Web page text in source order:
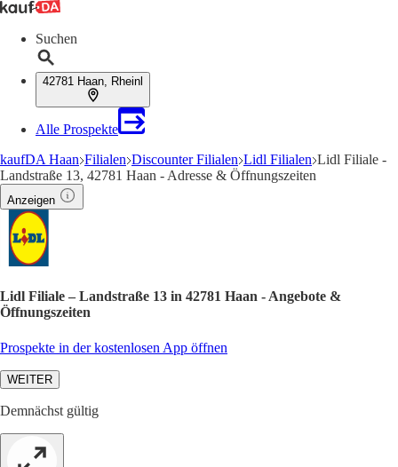
Suchen
42781 Haan, Rheinl
Alle Prospekte
kaufDA Haan Filialen Discounter Filialen Lidl Filialen Lidl Filiale -
Landstraße 13, 42781 Haan - Adresse & Öffnungszeiten
Anzeigen
Lidl Filiale – Landstraße 13 in 42781 Haan - Angebote &
Öffnungszeiten
Prospekte in der kostenlosen App öffnen
WEITER
Demnächst gültig